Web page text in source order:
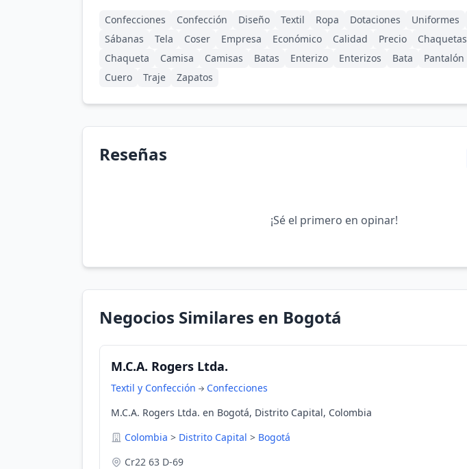
Confecciones Confección Diseño Textil Ropa Dotaciones Uniformes
Sábanas
Tela Coser Empresa Económico Calidad Precio Chaquetas
Chaqueta
Camisa Camisas Batas Enterizo Enterizos Bata Pantalón
Cuero
Traje Zapatos
Reseñas
¡Sé el primero en opinar!
Negocios Similares en Bogotá
M.C.A. Rogers Ltda.
Textil y Confección
Confecciones
M.C.A. Rogers Ltda. en Bogotá, Distrito Capital, Colombia
Colombia > Distrito Capital > Bogotá
Cr22 63 D-69